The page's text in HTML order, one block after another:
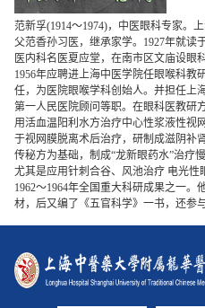
范新孚(1914～1974)，中医眼科专家。
父范香孙习医，继承家学。1927年就读
医内科名医夏应堂，在南市区文庙设眼
1956年应聘进上海中医学院任眼喉科教
任，为医院眼喉学科创始人。并担任上
第一人民医院顾问等职。在眼科医教研
用活血温阳利水方治疗中心性浆液性视
于视网膜脱离术后治疗，研制成滋阴补
传秘方为基础，制成“龙新眼药水”治疗
尤其是应用针刺合谷、风池治疗 电光
1962～1964年全国重大科研成果之一
材，后又编了《五官科学》一书，还参